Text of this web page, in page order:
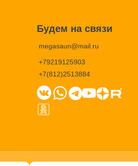
Будем на связи
megasaun@mail.ru
+79219125903
+7(812)2513884